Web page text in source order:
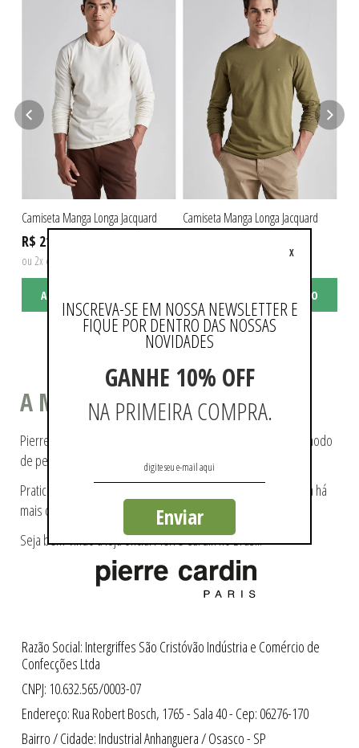
Camiseta Manga Longa Jacquard
R$ 219,90
ou 2x de R$ 109,95 sem juros
ADICIONAR AO CARRINHO
Camiseta Manga Longa Jacquard
ou 2x de R$ 109,95 sem juros
ADICIONAR AO CARRINHO
A MODA COMO ESTILO DE VIDA
Pierre Cardin ajudou a tecer a história da moda, pioneiro no modo
de pensá-la e de reproduzi-la.
Praticidade e modernidade fazem parte da essência da marca há
mais de 60 anos.
Seja bem-vindo a loja oficial Pierre Cardin no Brasil.
Razão Social: Intergriffes São Cristóvão Indústria e Comércio de
Confecções Ltda
CNPJ: 10.632.565/0003-07
Endereço: Rua Robert Bosch, 1765 - Sala 40 - Cep: 06276-170
Bairro / Cidade: Industrial Anhanguera / Osasco - SP
INSCREVA-SE EM NOSSA NEWSLETTER E
FIQUE POR DENTRO DAS NOSSAS
NOVIDADES
GANHE 10% OFF
NA PRIMEIRA COMPRA.
Enviar
X